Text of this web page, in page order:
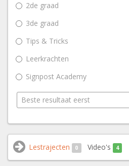
2de graad
3de graad
Tips & Tricks
Leerkrachten
Signpost Academy
Lestrajecten 0 Video's 4